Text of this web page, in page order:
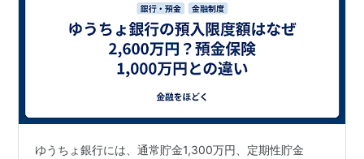
ゆうちょ銀行には、通常貯金1,300万円、定期性貯金